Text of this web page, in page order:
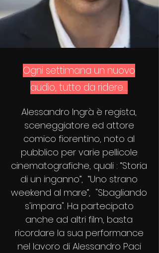
Ogni settimana un nuovo
audio, tutto da ridere...
Alessandro Ingrà è regista,
sceneggiatore ed attore
comico fiorentino, noto al
pubblico per varie pellicole
cinematografiche, quali : “Storia
di un inganno”, “Uno strano
weekend al mare”, "Sbagliando
s'impara". Ha partecipato
anche ad altri film, basta
ricordare la sua performance
nel lavoro di Alessandro Paci